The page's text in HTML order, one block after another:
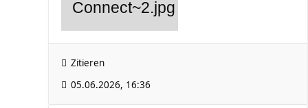
Zitieren
05.06.2026, 16:36